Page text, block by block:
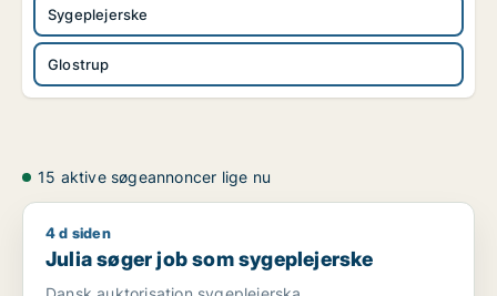
Sygeplejerske
Glostrup
15 aktive søgeannoncer lige nu
Julia søger job som sygeplejerske
4 d siden
Julia søger job som sygeplejerske